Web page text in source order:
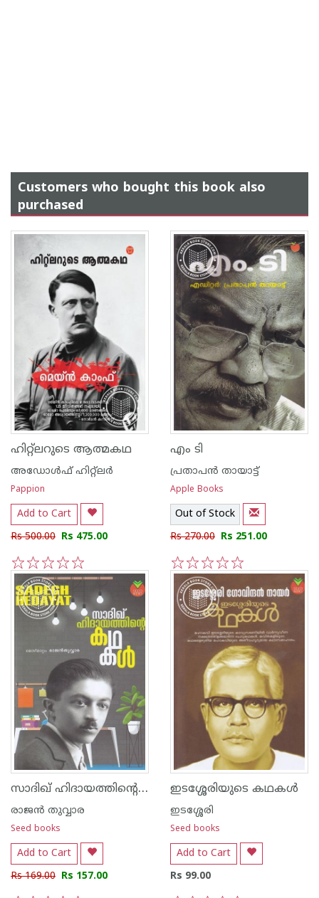
Customers who bought this book also
purchased
ഹിറ്റ്ലറുടെ ആത്മകഥ
അഡോള്‍ഫ് ഹിറ്റ്ലര്‍
Pappion
Add to Cart
Rs 500.00 Rs 475.00
5
4
3
2
1
എം ടി
പ്രതാപന്‍ തായാട്ട്
Apple Books
Out of Stock
Rs 270.00 Rs 251.00
5
4
3
2
1
സാദിഖ് ഹിദായത്തിന്റെ കഥകള്‍
രാജ‌ന്‍ തുവ്വാര
Seed books
Add to Cart
Rs 169.00 Rs 157.00
ഇടശ്ശേരിയുടെ കഥകള്‍
ഇടശ്ശേരി
Seed books
Add to Cart
Rs 99.00